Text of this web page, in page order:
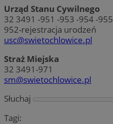
Urząd Stanu Cywilnego
32 3491 -951 -953 -954 -955
952-rejestracja urodzeń
usc@swietochlowice.pl
Straż Miejska
32 3491-971
sm@swietochlowice.pl
Słuchaj
Tagi: